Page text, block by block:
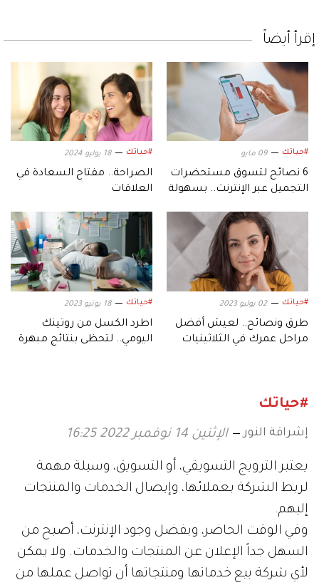
إقرأ أيضاً
#حياتك 09 مايو
6 نصائح لتسوق مستحضرات
التجميل عبر الإنترنت.. بسهولة
#حياتك 18 يوليو 2024
الصراحة.. مفتاح السعادة في
العلاقات
#حياتك 02 يوليو 2023
طرق ونصائح.. لعيش أفضل
مراحل عمرك في الثلاثينيات
#حياتك 18 يونيو 2023
اطرد الكسل من روتينك
اليومي.. لتحظى بنتائج مبهرة
#حياتك
إشراقة النور الإثنين 14 نوفمبر 2022 16:25
يعتبر الترويج التسويقي، أو التسويق، وسيلة مهمة
لربط الشركة بعملائها، وإيصال الخدمات والمنتجات
إليهم.
وفي الوقت الحاضر، وبفضل وجود الإنترنت، أصبح من
السهل جداً الإعلان عن المنتجات والخدمات. ولا يمكن
لأي شركة بيع خدماتها ومنتجاتها أن تواصل عملها من